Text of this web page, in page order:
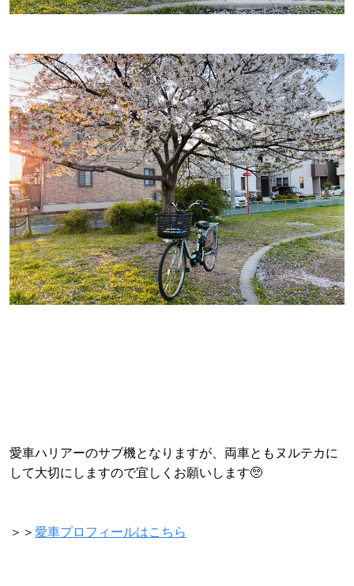
愛車ハリアーのサブ機となりますが、両車ともヌルテカに
して大切にしますので宜しくお願いします🥺
＞＞ 愛車プロフィールはこちら